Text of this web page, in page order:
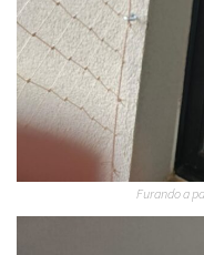
Furando a